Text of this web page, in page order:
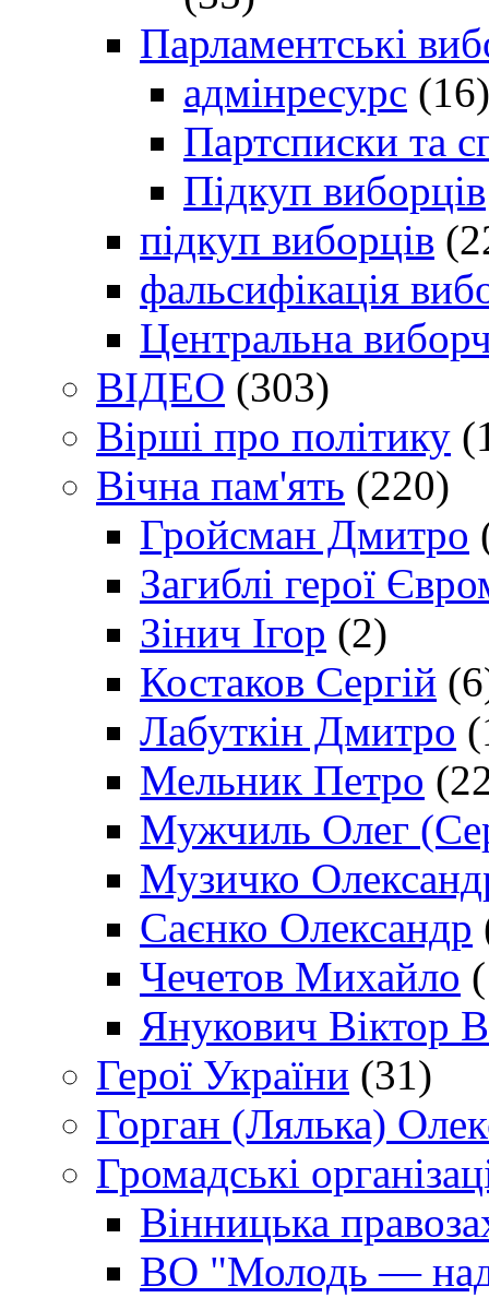
Парламентські
адмінресурс (16)
Партсписки та
Підкуп виборців
підкуп виборців
фальсифікація
Центральна
ВІДЕО (303)
Вірші про політику
Вічна пам'ять (220)
Гройсман Дмитро
Загиблі герої
Зінич Ігор (2)
Костаков Сергій
Лабуткін Дмитро
Мельник Петро
Мужчиль Олег
Музичко
Саєнко Олександр
Чечетов Михайло
Янукович Віктор
Герої України (31)
Горган (Лялька)
Громадські
Вінницька
ВО "Молодь —